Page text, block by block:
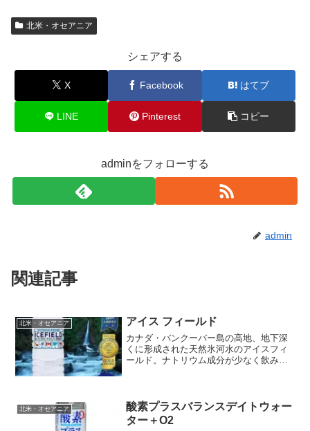
北米・オセアニア
シェアする
X Facebook はてブ
LINE Pinterest コピー
adminをフォローする
admin
関連記事
北米・オセアニア アイス フィールド
カナダ・バンクーバー島の高地、地下深
くに形成された天然氷河水のアイスフィ
ールド。ナトリウム成分が少なく飲みや
ス フィールド □名称ミ...
北米・オセアニア
酸素プラスバランスデイトウォー
ター＋O2